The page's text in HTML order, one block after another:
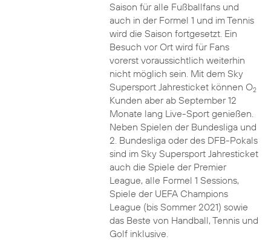
Saison für alle Fußballfans und
auch in der Formel 1 und im Tennis
wird die Saison fortgesetzt. Ein
Besuch vor Ort wird für Fans
vorerst voraussichtlich weiterhin
nicht möglich sein. Mit dem Sky
Supersport Jahresticket können O2
Kunden aber ab September 12
Monate lang Live-Sport genießen.
Neben Spielen der Bundesliga und
2. Bundesliga oder des DFB-Pokals
sind im Sky Supersport Jahresticket
auch die Spiele der Premier
League, alle Formel 1 Sessions,
Spiele der UEFA Champions
League (bis Sommer 2021) sowie
das Beste von Handball, Tennis und
Golf inklusive.